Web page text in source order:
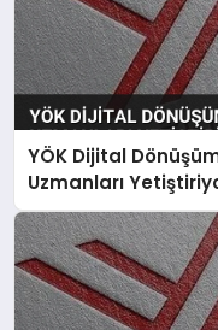
YÖK Dijital
Uzmanları